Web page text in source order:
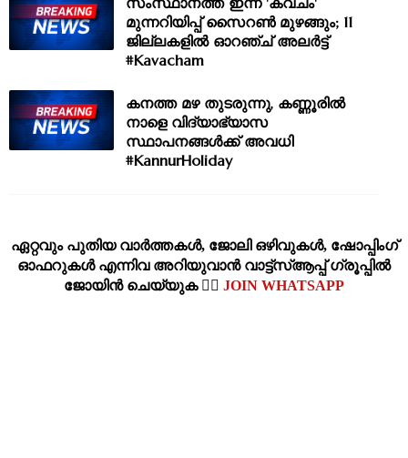
മുന്നറിയിപ്പ് സൈറൺ മുഴങ്ങും; 11
ജില്ലകളിൽ ഓറഞ്ച് അലർട്ട്
#Kavacham
കനത്ത മഴ തുടരുന്നു, കണ്ണൂരിൽ
നാളെ വിദ്യാഭ്യാസ
സ്ഥാപനങ്ങൾക്ക് അവധി
#KannurHoliday
ഏറ്റവും പുതിയ വാര്‍ത്തകള്‍, ജോലി ഒഴിവുകള്‍, ഷോപ്പിംഗ്‌
ഓഫറുകള്‍ എന്നിവ അറിയുവാന്‍ വാട്ട്സ്ആപ്പ് ഗ്രൂപ്പില്‍
ജോയിന്‍ ചെയ്യുക 👉🏽 JOIN WHATSAPP